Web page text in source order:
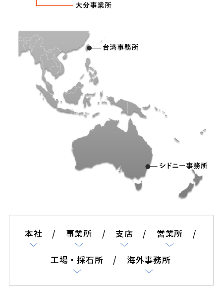
本社 事業所 支店 営業所
工場・採石所 海外事務所